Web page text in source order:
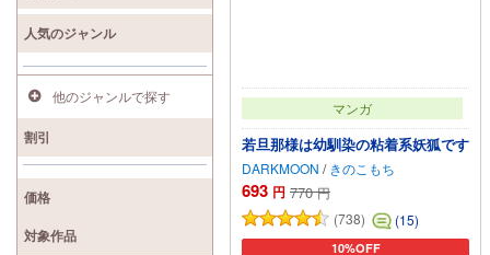
マンガ
若旦那様は幼馴染の粘着系妖狐です
DARKMOON / きのこもち
693 円 770 円
(738)
(15)
10%OFF
人気のジャンル
他のジャンルで探す
割引
価格
対象作品